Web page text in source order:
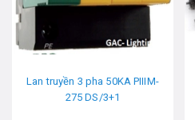
Lan truyền 3 pha 50KA PIIIM-
275 DS/3+1